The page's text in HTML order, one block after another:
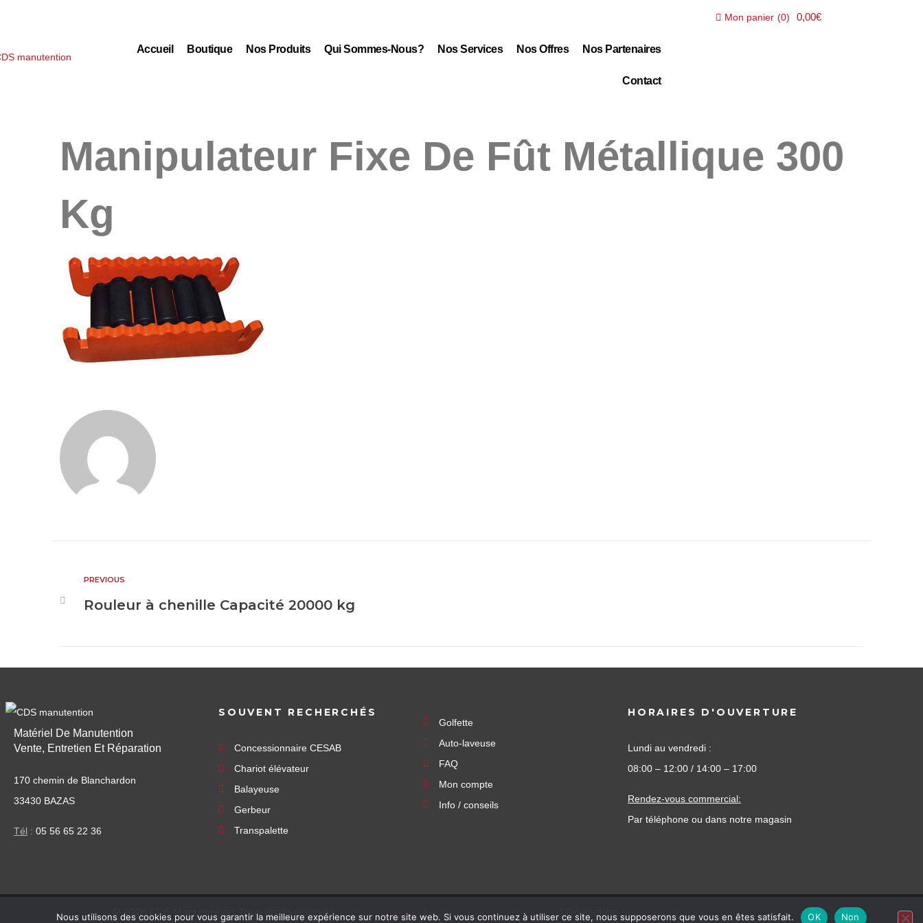
Accueil Boutique Nos Produits Qui Sommes-Nous? Nos Services Nos Offres Nos Partenaires
Contact
Mon panier (0) 0,00€
Manipulateur Fixe De Fût Métallique 300
Kg
PREVIOUS
Rouleur à chenille Capacité 20000 kg
Matériel De Manutention
Vente, Entretien Et Réparation
170 chemin de Blanchardon
33430 BAZAS
Tél : 05 56 65 22 36
SOUVENT RECHERCHÉS
Concessionnaire CESAB
Chariot élévateur
Balayeuse
Gerbeur
Transpalette
Golfette
Auto-laveuse
FAQ
Mon compte
Info / conseils
HORAIRES D'OUVERTURE
Lundi au vendredi :
08:00 – 12:00 / 14:00 – 17:00
Rendez-vous commercial:
Par téléphone ou dans notre magasin
2026 CDS Manutention. Tous droits réservés. Mentions légales Politique de confidentialité | Réalisation
Nous utilisons des cookies pour vous garantir la meilleure expérience sur notre site web. Si vous continuez à utiliser ce site, nous supposerons que vous en êtes satisfait. OK Non